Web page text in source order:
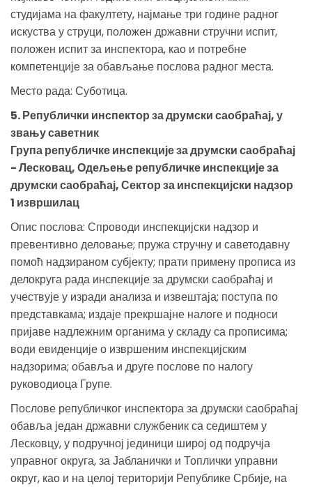
студијама на факултету, најмање три године радног
искуства у струци, положен државни стручни испит,
положен испит за инспектора, као и потребне
компетенције за обављање послова радног места.
Место рада: Суботица.
5. Републички инспектор за друмски саобраћај, у
звању саветник
Група републичке инспекције за друмски саобраћај
- Лесковац, Одељење републичке инспекције за
друмски саобраћај, Сектор за инспекцијски надзор
1 извршилац
Опис послова: Спроводи инспекцијски надзор и
превентивно деловање; пружа стручну и саветодавну
помоћ надзираном субјекту; прати примену прописа из
делокруга рада инспекције за друмски саобраћај и
учествује у изради анализа и извештаја; поступа по
представкама; издаје прекршајне налоге и подноси
пријаве надлежним органима у складу са прописима;
води евиденције о извршеним инспекцијским
надзорима; обавља и друге послове по налогу
руководиоца Групе.
Послове републичког инспектора за друмски саобраћај
обавља један државни службеник са седиштем у
Лесковцу, у подручној јединици широј од подручја
управног округа, за Јабланички и Топлички управни
округ, као и на целој територији Републике Србије, на